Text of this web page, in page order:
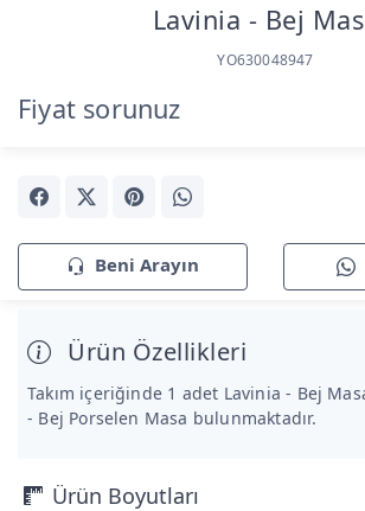
Lavinia - Bej
YO630048947
Fiyat sorunuz
Beni Arayın
Ürün Özellikleri
Takım içeriğinde 1 adet Lavinia - Bej
- Bej Porselen Masa bulunmaktadır.
Ürün Boyutları